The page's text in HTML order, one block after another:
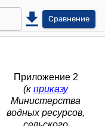
Сравнение